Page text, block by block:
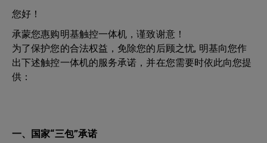
您好！
承蒙您惠购明基触控一体机，谨致谢意！
为了保护您的合法权益，免除您的后顾之忧, 明基向您作
出下述触控一体机的服务承诺，并在您需要时依此向您提
供：
一、国家“三包”承诺